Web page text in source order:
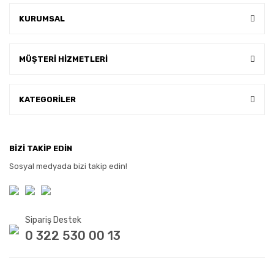
KURUMSAL
MÜŞTERİ HİZMETLERİ
KATEGORİLER
BİZİ TAKİP EDİN
Sosyal medyada bizi takip edin!
Sipariş Destek
0 322 530 00 13